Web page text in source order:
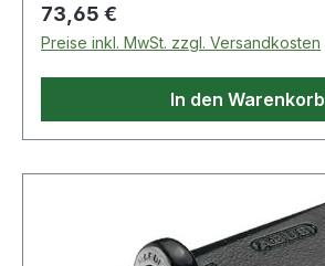
Regulärer Preis:
73,65 €
Preise inkl. MwSt. zzgl. Versandkosten
In den Warenkorb